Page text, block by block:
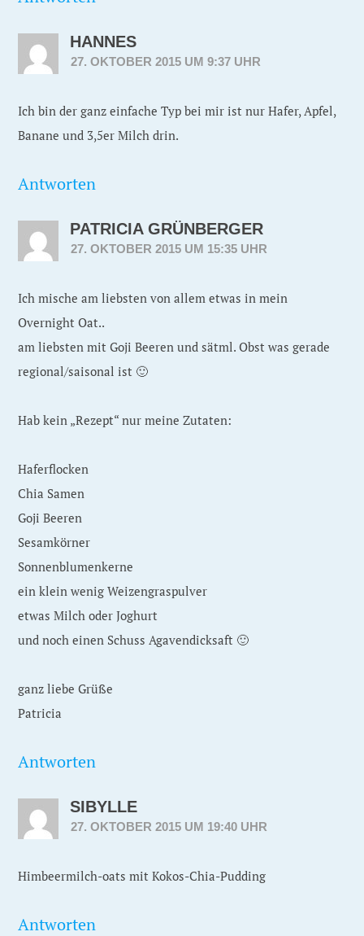
HANNES
27. OKTOBER 2015 UM 9:37 UHR
Ich bin der ganz einfache Typ bei mir ist nur Hafer, Apfel,
Banane und 3,5er Milch drin.
Antworten
PATRICIA GRÜNBERGER
27. OKTOBER 2015 UM 15:35 UHR
Ich mische am liebsten von allem etwas in mein
Overnight Oat..
am liebsten mit Goji Beeren und sätml. Obst was gerade
regional/saisonal ist 🙂
Hab kein „Rezept“ nur meine Zutaten:
Haferflocken
Chia Samen
Goji Beeren
Sesamkörner
Sonnenblumenkerne
ein klein wenig Weizengraspulver
etwas Milch oder Joghurt
und noch einen Schuss Agavendicksaft 🙂
ganz liebe Grüße
Patricia
Antworten
SIBYLLE
27. OKTOBER 2015 UM 19:40 UHR
Himbeermilch-oats mit Kokos-Chia-Pudding
Antworten